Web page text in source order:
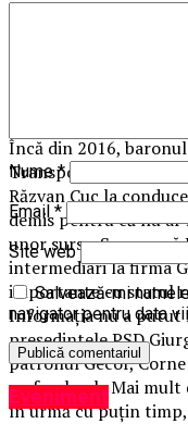
Încă din 2016,
Transporturi. De
Răzvan Cuc la
demis pentru că nu
unor surse. Se pare
intermediari la firma
importante cu statul
Informaţia nu a putut
preşedintele PSD
patronul Gecor,
pe facebook. Mai
în urmă cu puţin timp,
Nume*
Email *
Site web
Salvează-mi
navigator pentru data
Eveniment